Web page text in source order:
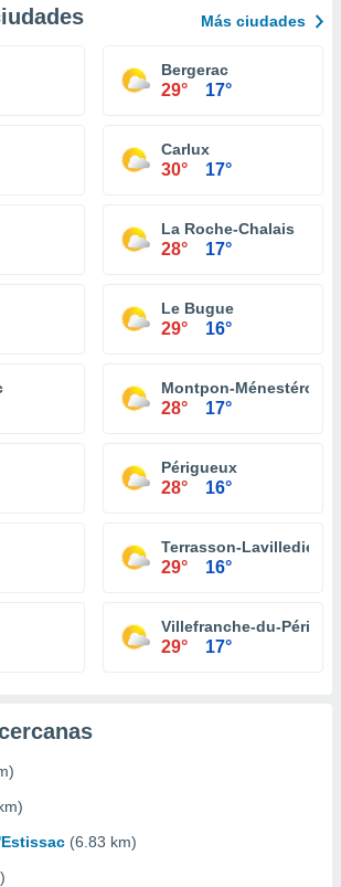
Más ciudades
Bergerac
29° 17°
Carlux
30° 17°
La Roche-Chalais
28° 17°
Le Bugue
29° 16°
Montpon-Ménestérol
28° 17°
Périgueux
28° 16°
Terrasson-Lavilledieu
29° 16°
Villefranche-du-
29° 17°
(6.83 km)